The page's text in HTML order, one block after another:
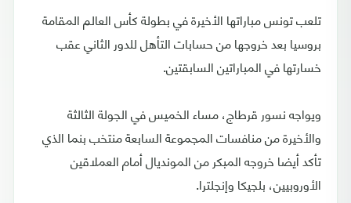
تلعب تونس مباراتها الأخيرة في بطولة كأس العالم المقامة
بروسيا بعد خروجها من حسابات التأهل للدور الثاني عقب
خسارتها في المباراتين السابقتين.
ويواجه نسور قرطاج، مساء الخميس في الجولة الثالثة
والأخيرة من منافسات المجموعة السابعة منتخب بنما الذي
تأكد أيضا خروجه المبكر من المونديال أمام العملاقين
الأوروبيين، بلجيكا وإنجلترا.